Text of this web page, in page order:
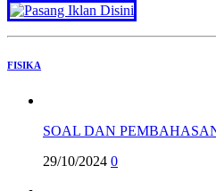
FISIKA
SOAL DAN
29/10/2024 0